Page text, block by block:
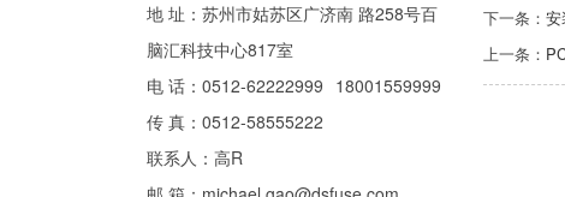
地 址：苏州市姑苏区广济南 路258号百
脑汇科技中心817室
电 话：0512-62222999 18001559999
传 真：0512-58555222
联系人：高R
下一条：
上一条：